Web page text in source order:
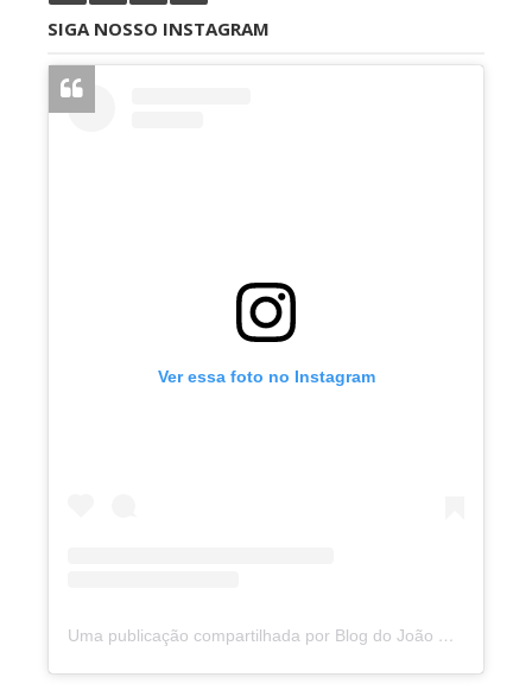
SIGA NOSSO INSTAGRAM
Ver essa foto no Instagram
Uma publicação compartilhada por Blog do João Marcolino (@joaomarcolinoneto)